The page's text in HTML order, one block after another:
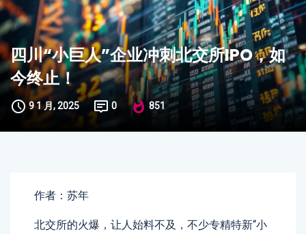
四川“小巨人”企业冲刺北交所IPO，如
今终止！
9 1 月, 2025 0 851
作者：苏年
北交所的火爆，让人始料不及，不少专精特新“小